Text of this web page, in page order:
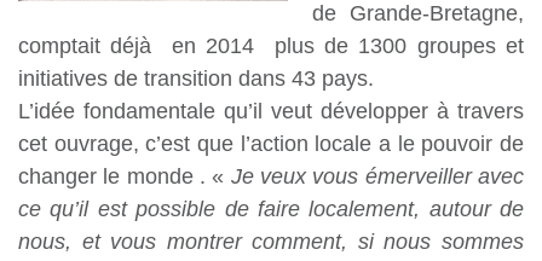
de Grande-Bretagne,
comptait déjà en 2014 plus de 1300 groupes et
initiatives de transition dans 43 pays.
L’idée fondamentale qu’il veut développer à travers
cet ouvrage, c’est que l’action locale a le pouvoir de
changer le monde . « Je veux vous émerveiller avec
ce qu’il est possible de faire localement, autour de
nous, et vous montrer comment, si nous sommes